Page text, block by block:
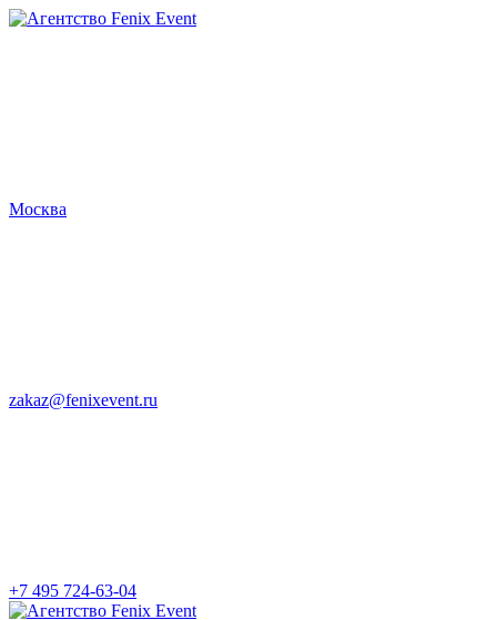
Агентство
Москва
zakaz@fenixevent.ru
+7 495 724-63-04
Агентство